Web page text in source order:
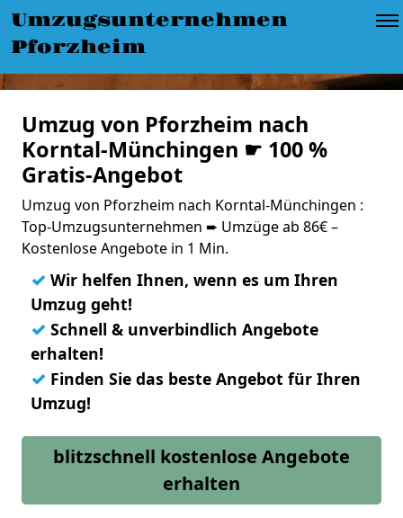
Umzugsunternehmen
Pforzheim
Umzug von Pforzheim nach
Korntal-Münchingen ☛ 100 %
Gratis-Angebot
Umzug von Pforzheim nach Korntal-Münchingen :
Top-Umzugsunternehmen ➨ Umzüge ab 86€ –
Kostenlose Angebote in 1 Min.
✓ Wir helfen Ihnen, wenn es um Ihren
Umzug geht!
✓ Schnell & unverbindlich Angebote
erhalten!
✓ Finden Sie das beste Angebot für Ihren
Umzug!
blitzschnell kostenlose Angebote
erhalten